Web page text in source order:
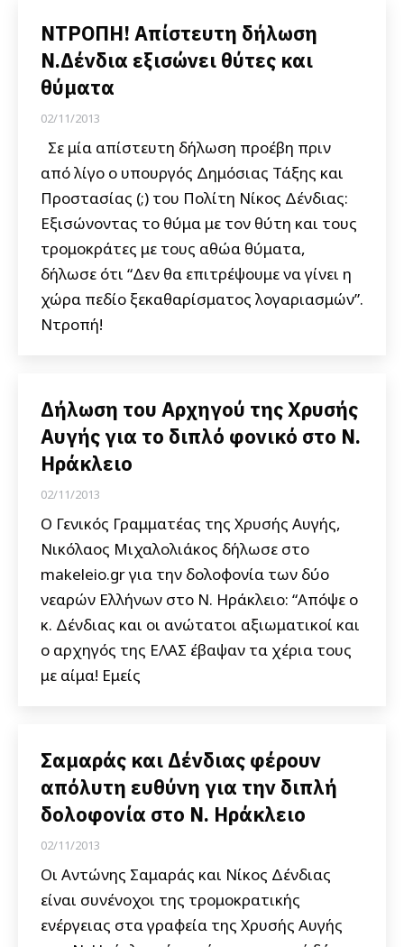
ΝΤΡΟΠΗ! Aπίστευτη δήλωση
Ν.Δένδια εξισώνει θύτες και
θύματα
02/11/2013
Σε μία απίστευτη δήλωση προέβη πριν
από λίγο ο υπουργός Δημόσιας Τάξης και
Προστασίας (;) του Πολίτη Νίκος Δένδιας:
Εξισώνοντας το θύμα με τον θύτη και τους
τρομοκράτες με τους αθώα θύματα,
δήλωσε ότι “Δεν θα επιτρέψουμε να γίνει η
χώρα πεδίο ξεκαθαρίσματος λογαριασμών”.
Ντροπή!
Δήλωση του Αρχηγού της Χρυσής
Αυγής για το διπλό φονικό στο Ν.
Ηράκλειο
02/11/2013
Ο Γενικός Γραμματέας της Χρυσής Αυγής,
Νικόλαος Μιχαλολιάκος δήλωσε στο
makeleio.gr για την δολοφονία των δύο
νεαρών Ελλήνων στο Ν. Ηράκλειο: “Απόψε ο
κ. Δένδιας και οι ανώτατοι αξιωματικοί και
ο αρχηγός της ΕΛΑΣ έβαψαν τα χέρια τους
με αίμα! Εμείς
Σαμαράς και Δένδιας φέρουν
απόλυτη ευθύνη για την διπλή
δολοφονία στο Ν. Ηράκλειο
02/11/2013
Οι Αντώνης Σαμαράς και Νίκος Δένδιας
είναι συνένοχοι της τρομοκρατικής
ενέργειας στα γραφεία της Χρυσής Αυγής